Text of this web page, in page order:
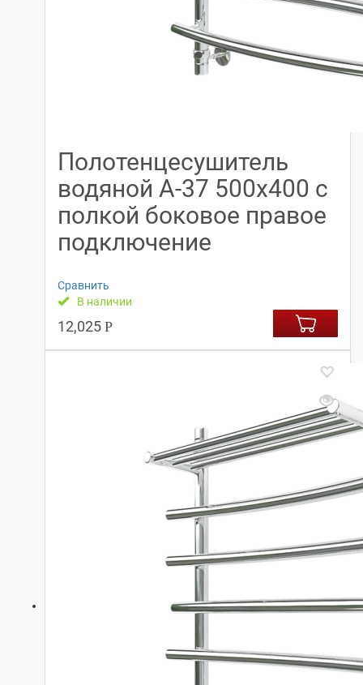
Полотенцесушитель
водяной А-37 500х400 с
полкой боковое правое
подключение
Сравнить
В наличии
12,025 Р